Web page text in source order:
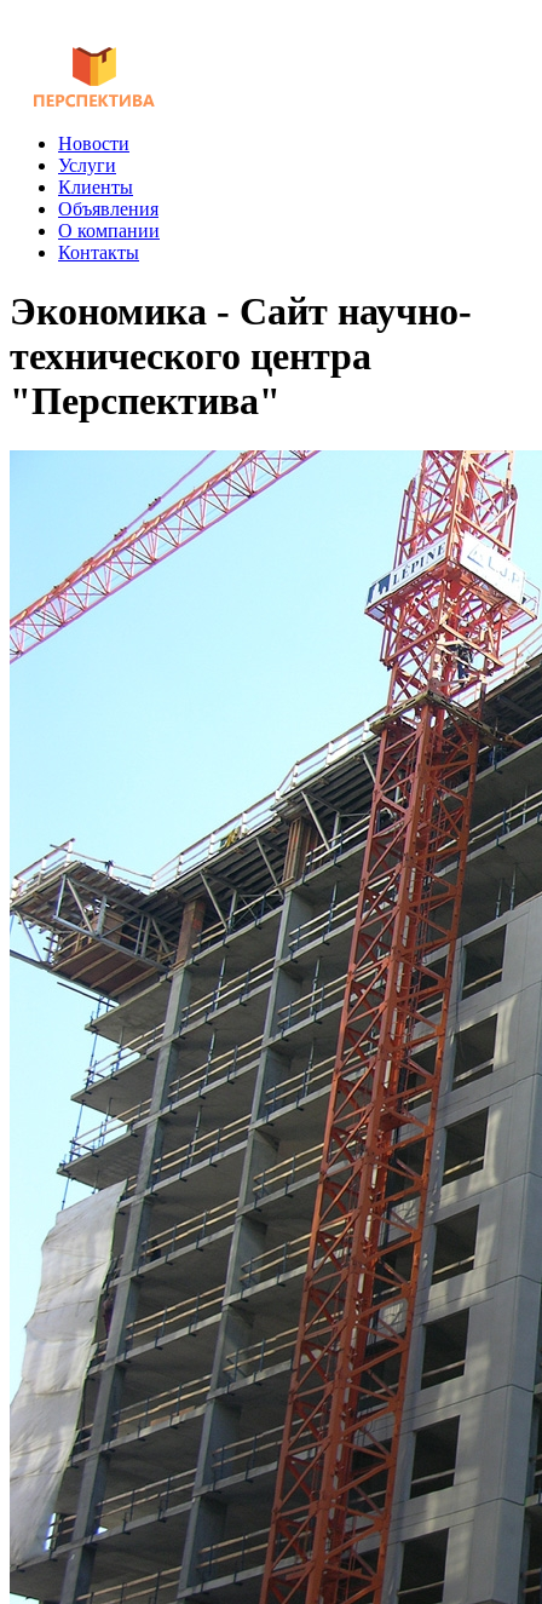
Новости
Услуги
Клиенты
Объявления
О компании
Контакты
Экономика - Сайт научно-
технического центра
"Перспектива"